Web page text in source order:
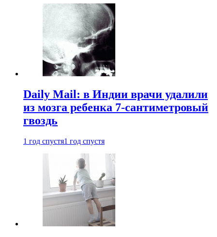
Daily Mail: в Индии врачи удалили
из мозга ребенка 7-сантиметровый
гвоздь
1 год спустя1 год спустя